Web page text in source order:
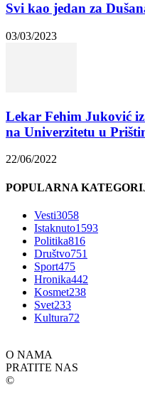
Svi kao jedan za
03/03/2023
Lekar Fehim Juković
na Univerzitetu u
22/06/2022
POPULARNA
Vesti3058
Istaknuto1593
Politika816
Društvo751
Sport475
Hronika442
Kosmet238
Svet233
Kultura72
O NAMA
PRATITE NAS
©